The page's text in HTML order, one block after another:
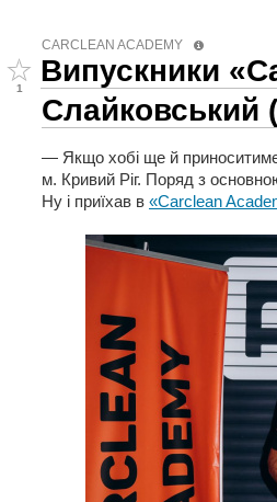
CARCLEAN ACADEMY
1
Випускники
Слайковський
— Якщо хобі ще й приноситиме
м. Кривий Ріг. Поряд з
Ну і приїхав в «Carclean